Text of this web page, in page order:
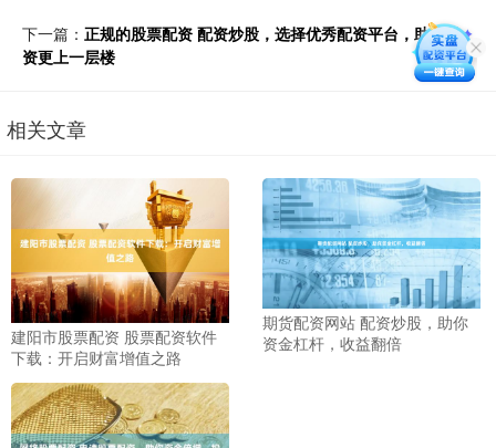
下一篇： 正规的股票配资 配资炒股，选择优秀配资平台，助你投
资更上一层楼
相关文章
建阳市股票配资 股票配资软件
下载：开启财富增值之路
期货配资网站 配资炒股，助你
资金杠杆，收益翻倍